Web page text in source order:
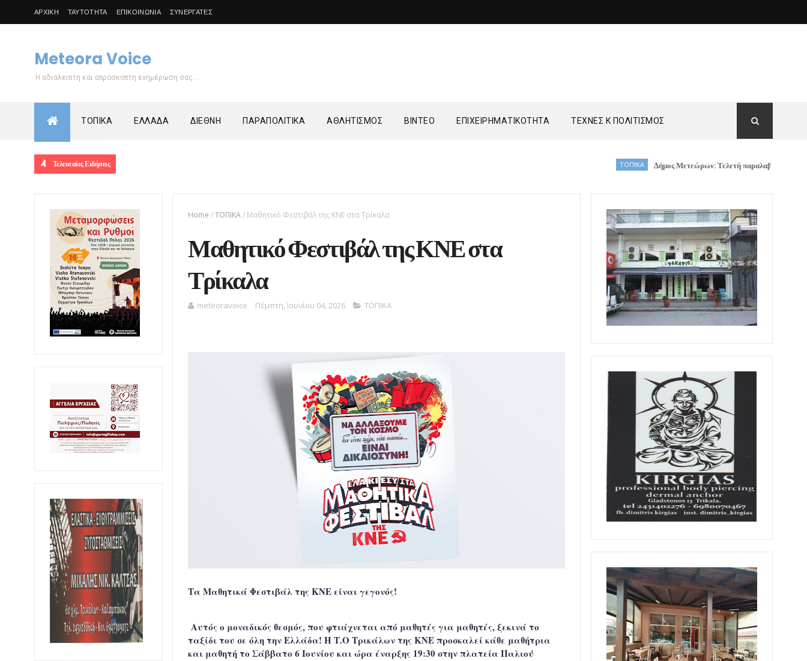
ΑΡΧΙΚΗ ΤΑΥΤΟΤΗΤΑ ΕΠΙΚΟΙΝΩΝΙΑ ΣΥΝΕΡΓΑΤΕΣ
Meteora Voice
Η αδιάλειπτη και απρόσκοπτη ενημέρωση σας...
ΤΟΠΙΚΑ ΕΛΛΑΔΑ ΔΙΕΘΝΗ ΠΑΡΑΠΟΛΙΤΙΚΑ ΑΘΛΗΤΙΣΜΟΣ ΒΙΝΤΕΟ ΕΠΙΧΕΙΡΗΜΑΤΙΚΟΤΗΤΑ ΤΕΧΝΕΣ Κ ΠΟΛΙΤΙΣΜΟΣ
Τελευταίες Ειδήσεις Δήμος Μετεώρων: Τελετή παραλαβής νέων οχημάτων
Home /ΤΟΠΙΚΑ/ Μαθητικό Φεστιβάλ της ΚΝΕ στα Τρίκαλα
Μαθητικό Φεστιβάλ της ΚΝΕ στα
Τρίκαλα
meteoravoice Πέμπτη, Ιουνίου 04, 2026 ΤΟΠΙΚΑ
Τα Μαθητικά Φεστιβάλ της ΚΝΕ είναι γεγονός!
Αυτός ο μοναδικός θεσμός, που φτιάχνεται από μαθητές για μαθητές, ξεκινά το
ταξίδι του σε όλη την Ελλάδα! Η Τ.Ο Τρικάλων της ΚΝΕ προσκαλεί κάθε μαθήτρια
και μαθητή το Σάββατο 6 Ιουνίου και ώρα έναρξης 19:30 στην πλατεία Παλιού